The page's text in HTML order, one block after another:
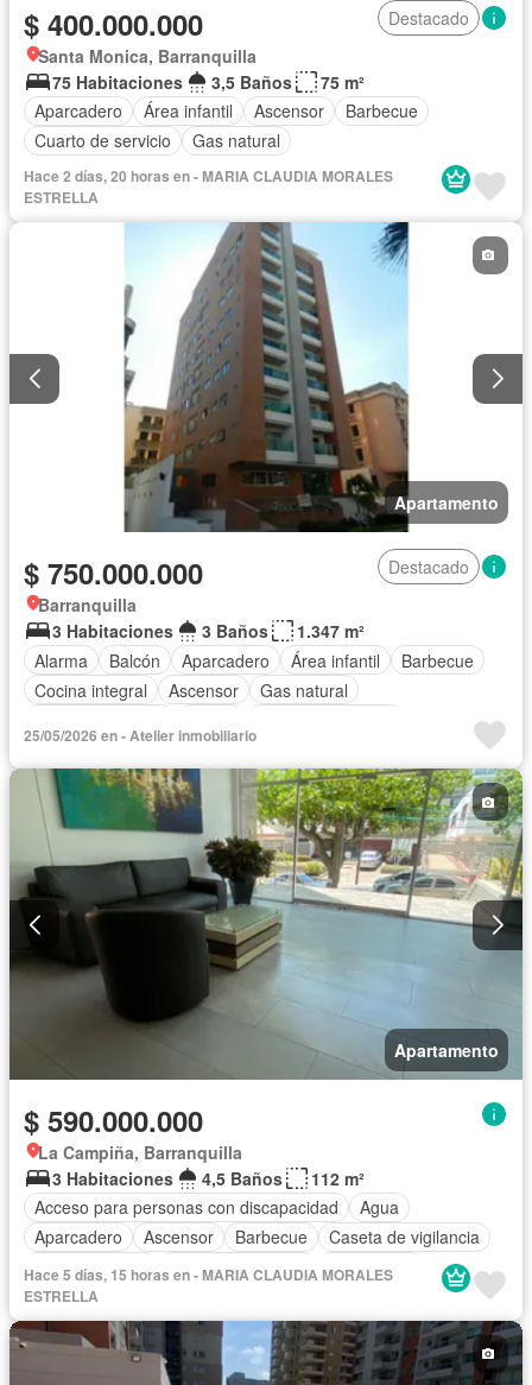
$ 400.000.000
Destacado
Santa Monica, Barranquilla
75 Habitaciones
3,5 Baños
75 m²
Aparcadero
Área infantil Ascensor
Barbecue
Cuarto de servicio
Gas natural
Hace 2 días, 20 horas en - MARIA CLAUDIA MORALES
ESTRELLA
Apartamento
$ 750.000.000
Destacado
Barranquilla
3 Habitaciones
3 Baños
1.347 m²
Alarma
Balcón Aparcadero Área infantil
Barbecue
Cocina integral
Ascensor
Gas natural
Cuarto de servicio
Piscina
25/05/2026 en - Atelier inmobiliario
Apartamento
$ 590.000.000
La Campiña, Barranquilla
3 Habitaciones
4,5 Baños
112 m²
Acceso para personas con discapacidad
Agua
Aparcadero
Ascensor Barbecue
Caseta de vigilancia
Cocina integral
Cuarto de servicio
Gas natural
Gimnasio
Hace 5 días, 15 horas en - MARIA CLAUDIA MORALES
ESTRELLA